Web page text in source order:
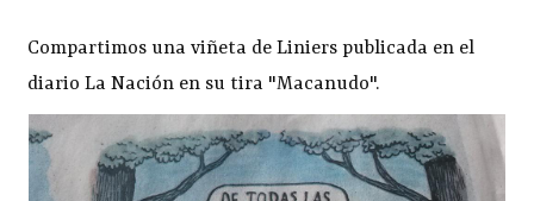
Compartimos una viñeta de Liniers publicada en el
diario La Nación en su tira "Macanudo".